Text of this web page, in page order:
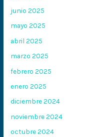
junio 2025
mayo 2025
abril 2025
marzo 2025
febrero 2025
enero 2025
diciembre 2024
noviembre 2024
octubre 2024